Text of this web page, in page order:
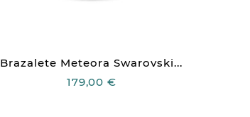
Brazalete Meteora Swarovski...
179,00 €